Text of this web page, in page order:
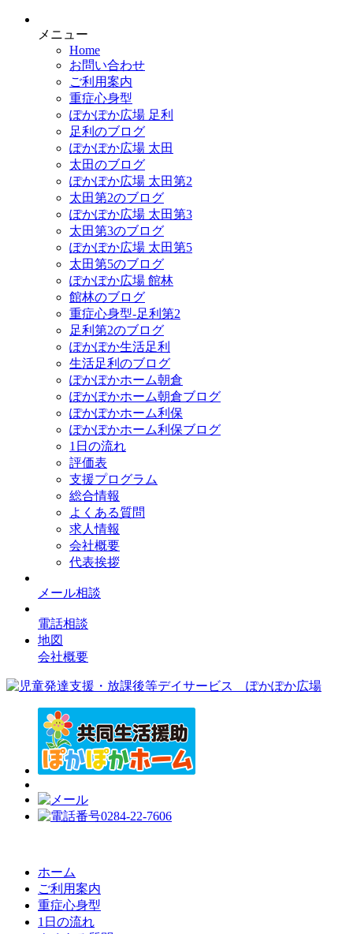
メニュー
Home
お問い合わせ
ご利用案内
重症心身型
ぽかぽか広場 足利
足利のブログ
ぽかぽか広場 太田
太田のブログ
ぽかぽか広場 太田第2
太田第2のブログ
ぽかぽか広場 太田第3
太田第3のブログ
ぽかぽか広場 太田第5
太田第5のブログ
ぽかぽか広場 館林
館林のブログ
重症心身型-足利第2
足利第2のブログ
ぽかぽか生活足利
生活足利のブログ
ぽかぽかホーム朝倉
ぽかぽかホーム朝倉ブログ
ぽかぽかホーム利保
ぽかぽかホーム利保ブログ
1日の流れ
評価表
支援プログラム
総合情報
よくある質問
求人情報
会社概要
代表挨拶
メール相談
電話相談
地図
会社概要
ホーム
ご利用案内
重症心身型
1日の流れ